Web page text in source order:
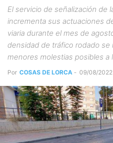
El servicio de señalización de
incrementa sus actuaciones
viaria durante el mes de
densidad de tráfico rodado
menores molestias posibles a
Por COSAS DE LORCA - 09/08/2022